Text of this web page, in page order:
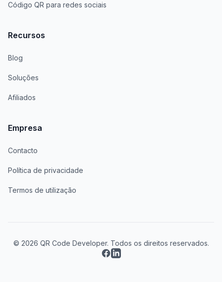
Código QR para redes sociais
Recursos
Blog
Soluções
Afiliados
Empresa
Contacto
Política de privacidade
Termos de utilização
© 2026 QR Code Developer. Todos os direitos reservados.